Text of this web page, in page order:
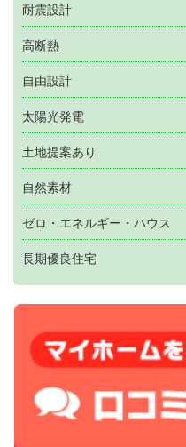
耐震設計
高断熱
自由設計
太陽光発電
土地提案あり
自然素材
ゼロ・エネルギー・ハウス
長期優良住宅